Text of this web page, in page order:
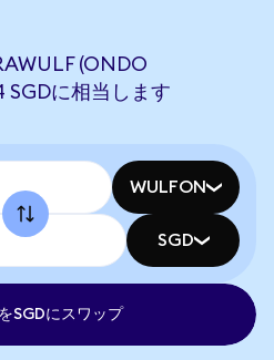
(ONDO
SGDに相当します
WULFON
SGD
SGDにスワップ